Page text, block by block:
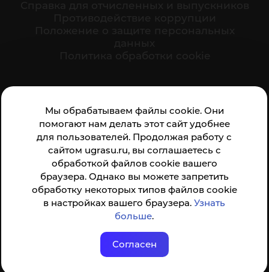
Мы обрабатываем файлы cookie. Они
помогают нам делать этот сайт удобнее
для пользователей. Продолжая работу с
сайтом ugrasu.ru, вы соглашаетесь с
обработкой файлов cookie вашего
браузера. Однако вы можете запретить
обработку некоторых типов файлов cookie
в настройках вашего браузера.Узнать
больше.
Согласен
организации:
Анкета доступна по QR-коду, а так же по прямой
ссылке
© ФГБОУ ВО ЮГУ 2001–2026